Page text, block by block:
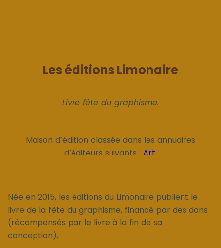
Les éditions Limonaire
Livre fête du graphisme.
Maison d’édition classée dans les annuaires
d’éditeurs suivants : Art.
Née en 2015, les éditions du Limonaire publient le
livre de la fête du graphisme, financé par des dons
(récompensés par le livre à la fin de sa
conception).